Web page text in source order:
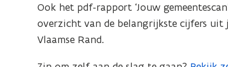
n
t
n
Ook het pdf-rapport ‘Jouw
overzicht van de belangrijkste cijfers uit
Vlaamse Rand.